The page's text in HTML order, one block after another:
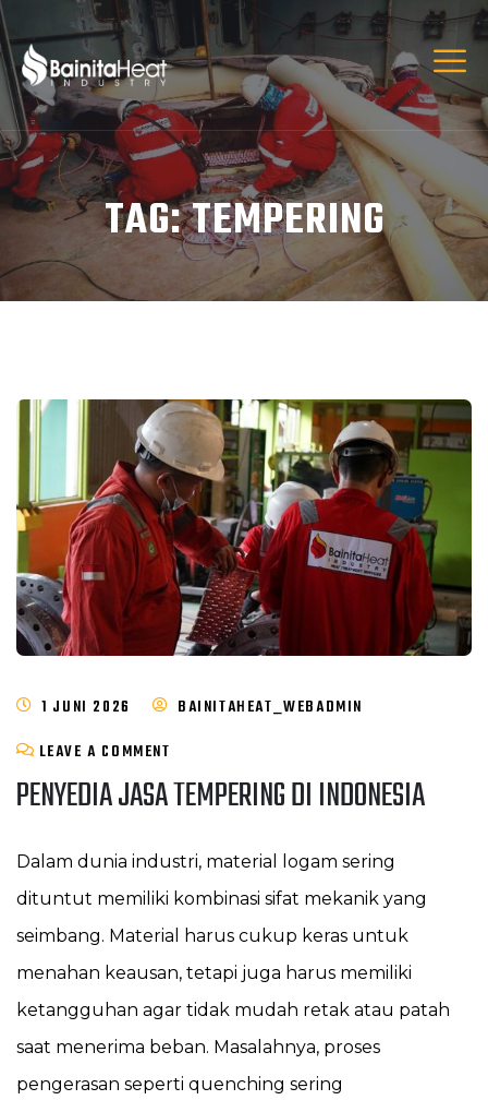
TAG:TEMPERING
1 JUNI 2026
BAINITAHEAT_WEBADMIN
LEAVE A COMMENT
PENYEDIA JASA TEMPERING DI INDONESIA
Dalam dunia industri, material logam sering
dituntut memiliki kombinasi sifat mekanik yang
seimbang. Material harus cukup keras untuk
menahan keausan, tetapi juga harus memiliki
ketangguhan agar tidak mudah retak atau patah
saat menerima beban. Masalahnya, proses
pengerasan seperti quenching sering